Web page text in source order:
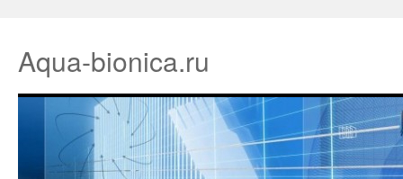
Aqua-bionica.ru